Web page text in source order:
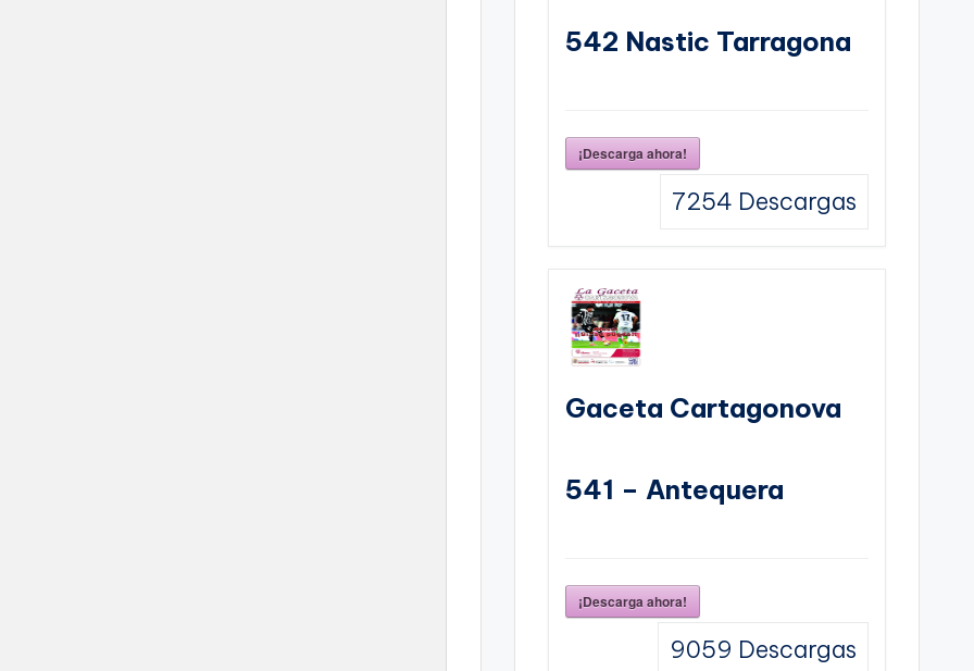
542 Nastic Tarragona
¡Descarga ahora!
7254 Descargas
Gaceta Cartagonova
541 – Antequera
¡Descarga ahora!
9059 Descargas